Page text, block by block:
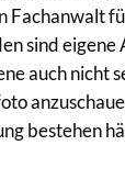
Fachanwalt
sind eigene
auch nicht
bestehen